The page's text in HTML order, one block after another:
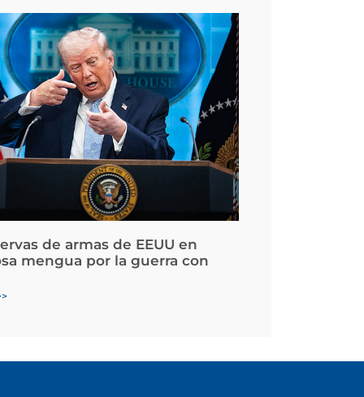
de armas de EEUU en
mengua por la guerra con